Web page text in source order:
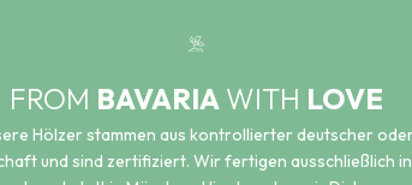
FROM BAVARIAWITH LOVE
Hölzer stammen aus kontrollierter deutscher
und sind zertifiziert. Wir fertigen ausschließlich